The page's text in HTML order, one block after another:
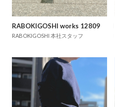
RABOKIGOSHI works 12809
RABOKIGOSHI 本社スタッフ